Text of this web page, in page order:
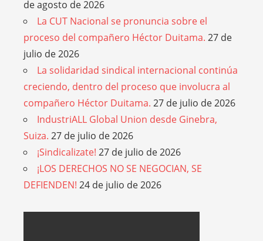
de agosto de 2026
La CUT Nacional se pronuncia sobre el
proceso del compañero Héctor Duitama. 27 de
julio de 2026
La solidaridad sindical internacional continúa
creciendo, dentro del proceso que involucra al
compañero Héctor Duitama. 27 de julio de 2026
IndustriALL Global Union desde Ginebra,
Suiza. 27 de julio de 2026
¡Sindicalizate! 27 de julio de 2026
¡LOS DERECHOS NO SE NEGOCIAN, SE
DEFIENDEN! 24 de julio de 2026